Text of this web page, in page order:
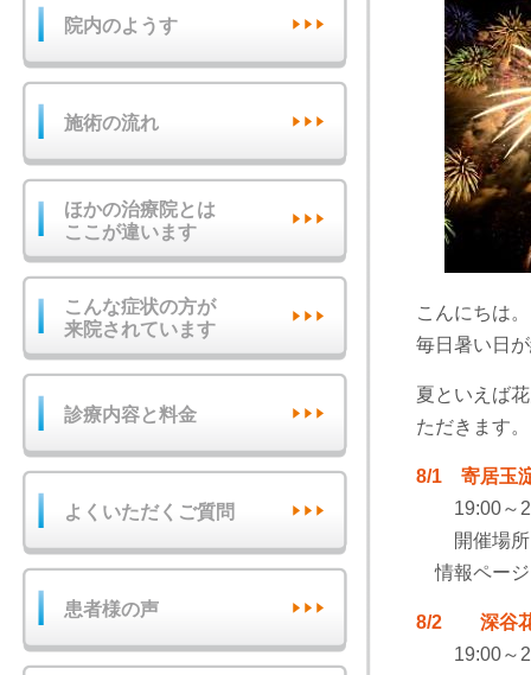
こんにちは。
毎日暑い日
夏といえば
ただきます。
8/1 寄居玉
19:00～
開催場所
情報ペー
8/2
深谷
19:00～
院内のようす
施術の流れ
ほかの治療院とは
ここが違います
こんな症状の方が
来院されています
診療内容と料金
よくいただくご質問
患者様の声